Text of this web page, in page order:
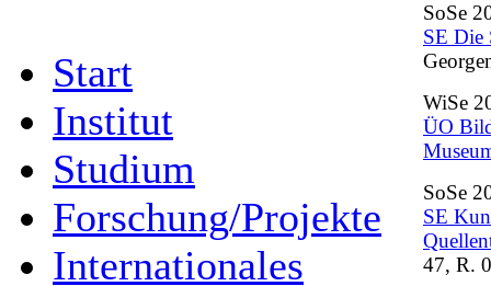
Start
Institut
Studium
Forschung/Projekte
Internationales
SoSe
SE Die
WiSe
ÜO
SoSe
SE
47, R.